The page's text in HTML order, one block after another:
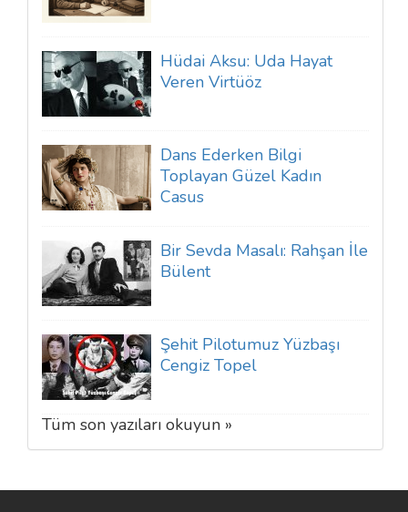
Hüdai Aksu: Uda Hayat
Veren Virtüöz
Dans Ederken Bilgi
Toplayan Güzel Kadın
Casus
Bir Sevda Masalı: Rahşan İle
Bülent
Şehit Pilotumuz Yüzbaşı
Cengiz Topel
Tüm son yazıları okuyun »